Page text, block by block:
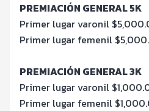
PREMIACIÓN GENERAL 5K
Primer lugar varonil
Primer lugar femenil
PREMIACIÓN GENERAL 3K
Primer lugar varonil
Primer lugar femenil